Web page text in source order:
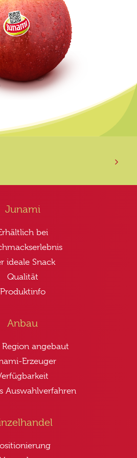
Junami
bei
ideale Snack
Qualität
Produktinfo
Anbau
angebaut
Erzeuger
Auswahlverfahren